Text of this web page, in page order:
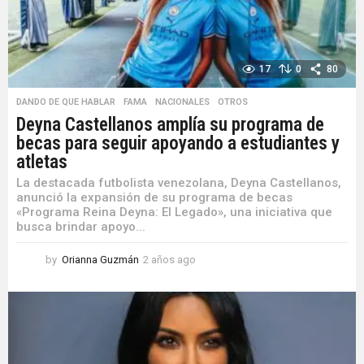
17 0 80
DANDO DE QUE HABLAR ,FAMA ,NACIONALES ,OTROS
Deyna Castellanos amplía su programa de
becas para seguir apoyando a estudiantes y
atletas
La destacada futbolista venezolana, Deyna Castellanos,
anunció la expansión de su programa de becas
«Programa Reina Deyna: El Legado», una iniciativa que
busca brindar apoyo...
by Orianna Guzmán 2 años ago
ñ
o
a
g